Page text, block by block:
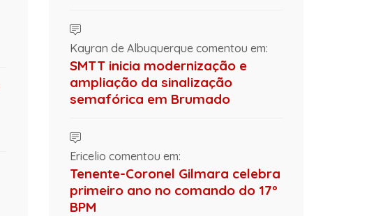
Kayran de Albuquerque comentou em:
SMTT inicia modernização e
ampliação da sinalização
semafórica em Brumado
Ericelio comentou em:
Tenente-Coronel Gilmara celebra
primeiro ano no comando do 17º
BPM